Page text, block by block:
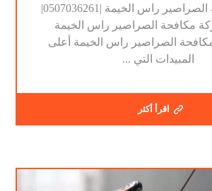
شركة مكافحة الصراصير راس الخيمة |0507036261|
مكافحة الصراصير راس الخيمة
الصراصير راس الخيمة أعلى
المبيدات التي ...
اقرأ أكثر